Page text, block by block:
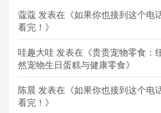
蔻蔻 发表在《如果你也接到这个电
看完！ 》
哇趣大哇 发表在《贵贵宠物零食：
然宠物生日蛋糕与健康零食》
陈晨 发表在《如果你也接到这个电
看完！ 》